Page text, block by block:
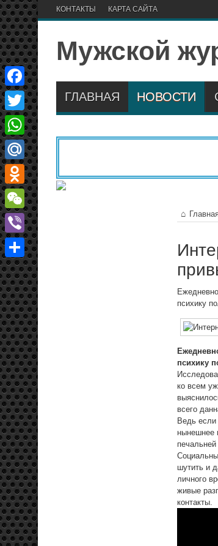
КОНТАКТЫ КАРТА САЙТА
Мужской
ГЛАВНАЯ НОВОСТИ
психику
психику
ко всем
всего
Ведь если
нынешнее
печальней
шутить и
личного
живые
контакты.
Facebook
Twitter
WhatsApp
Mail.Ru
Odnoklassniki
WeChat
Viber
Отправить